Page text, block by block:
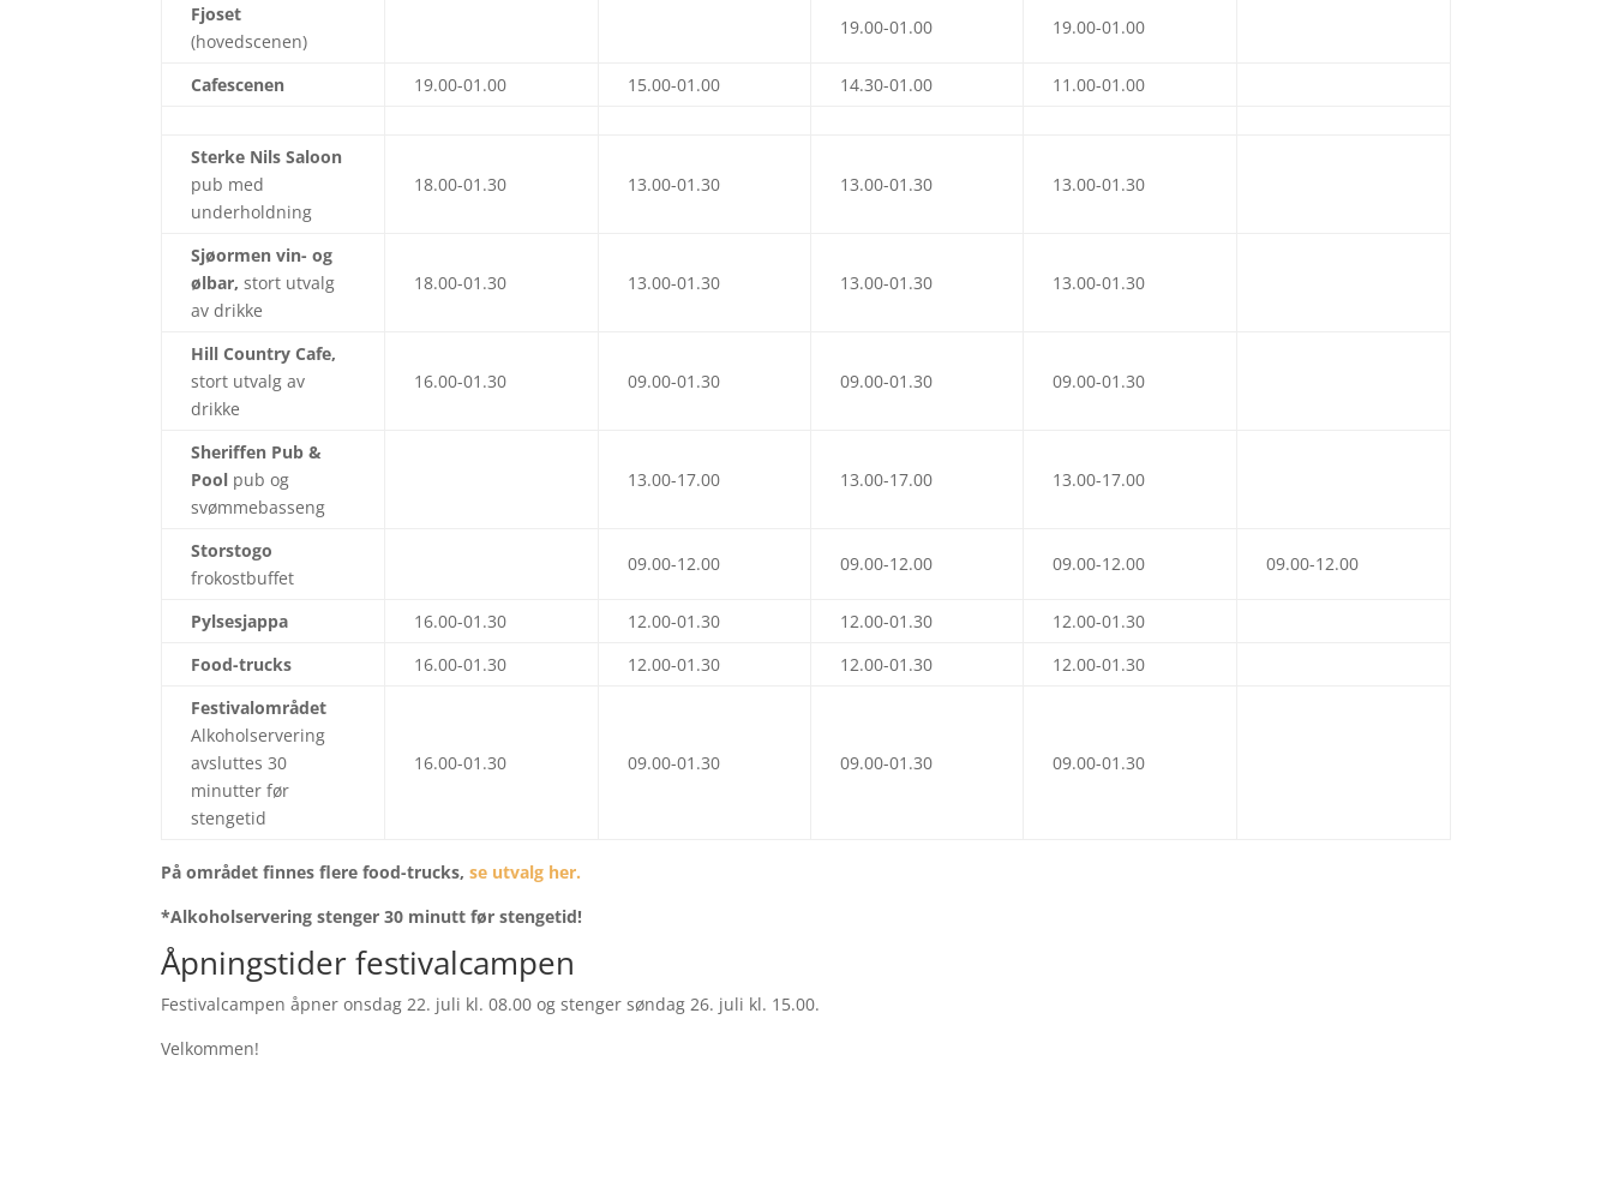
Fjoset
(hovedscenen)
19.00-01.00 19.00-01.00
Cafescenen 19.00-01.00 15.00-01.00 14.30-01.00 11.00-01.00
Sterke Nils Saloon
pub med
underholdning
18.00-01.30 13.00-01.30 13.00-01.30 13.00-01.30
Sjøormen vin- og
ølbar, stort utvalg
av drikke
18.00-01.30 13.00-01.30 13.00-01.30 13.00-01.30
Hill Country Cafe,
stort utvalg av
drikke
16.00-01.30 09.00-01.30 09.00-01.30 09.00-01.30
Sheriffen Pub &
Pool pub og
svømmebasseng
13.00-17.00 13.00-17.00 13.00-17.00
Storstogo
frokostbuffet
09.00-12.00 09.00-12.00 09.00-12.00 09.00-12.00
Pylsesjappa 16.00-01.30 12.00-01.30 12.00-01.30
12.00-01.30
Food-trucks
16.00-01.30 12.00-01.30 12.00-01.30
12.00-01.30
Festivalområdet
Alkoholservering
avsluttes 30
minutter før
stengetid
16.00-01.30 09.00-01.30 09.00-01.30 09.00-01.30
På området finnes flere food-trucks,se utvalg her.
*Alkoholservering stenger 30 minutt før stengetid!
Åpningstider festivalcampen
Festivalcampen åpner onsdag 22. juli kl. 08.00 og stenger søndag 26. juli kl. 15.00.
Velkommen!